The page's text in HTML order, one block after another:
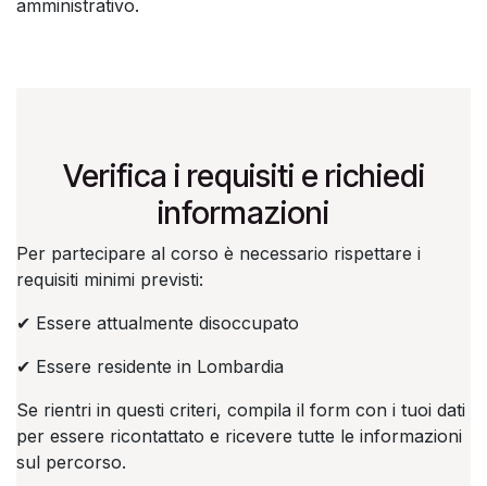
amministrativo.
Verifica i requisiti e richiedi
informazioni
Per partecipare al corso è necessario rispettare i
requisiti minimi previsti:
✔ Essere attualmente disoccupato
✔ Essere residente in Lombardia
Se rientri in questi criteri, compila il form con i tuoi dati
per essere ricontattato e ricevere tutte le informazioni
sul percorso.